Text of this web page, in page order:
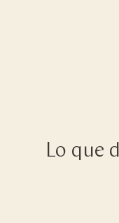
Lo que